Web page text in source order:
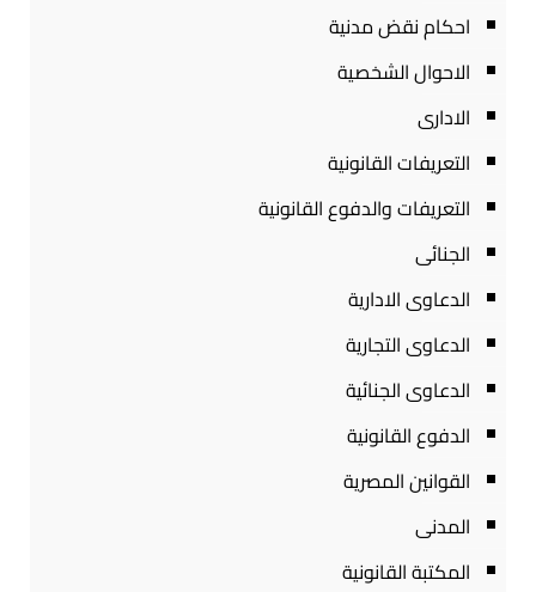
احكام نقض مدنية
الاحوال الشخصية
الادارى
التعريفات القانونية
التعريفات والدفوع القانونية
الجنائى
الدعاوى الادارية
الدعاوى التجارية
الدعاوى الجنائية
الدفوع القانونية
القوانين المصرية
المدنى
المكتبة القانونية